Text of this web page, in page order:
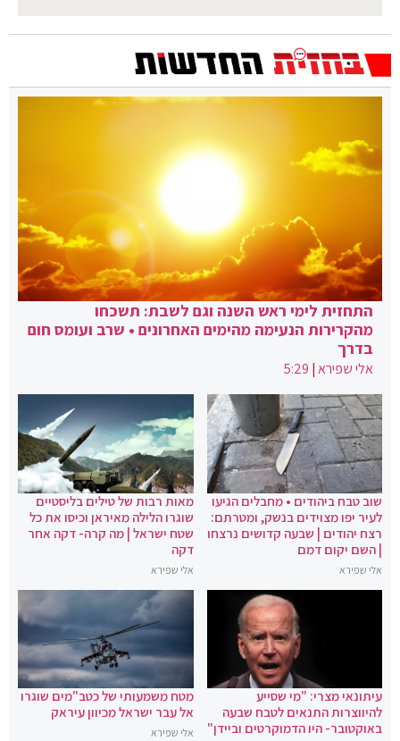
התחזית לימי ראש השנה וגם לשבת: תשכחו
מהקרירות הנעימה מהימים האחרונים • שרב ועומס חום
בדרך
אלי שפירא|
5:29
שוב טבח ביהודים • מחבלים הגיעו
לעיר יפו מצוידים בנשק, ומטרתם:
רצח יהודים | שבעה קדושים נרצחו
| השם יקום דמם
אלי שפירא
מאות רבות של טילים בליסטיים
שוגרו הלילה מאיראן וכיסו את כל
שטח ישראל | מה קרה- דקה אחר
דקה
אלי שפירא
עיתונאי מצרי: "מי שסייע
להיווצרות התנאים לטבח שבעה
באוקטובר- היו הדמוקרטים וביידן"
מטח משמעותי של כטב"מים שוגרו
אל עבר ישראל מכיוון עיראק
אלי שפירא